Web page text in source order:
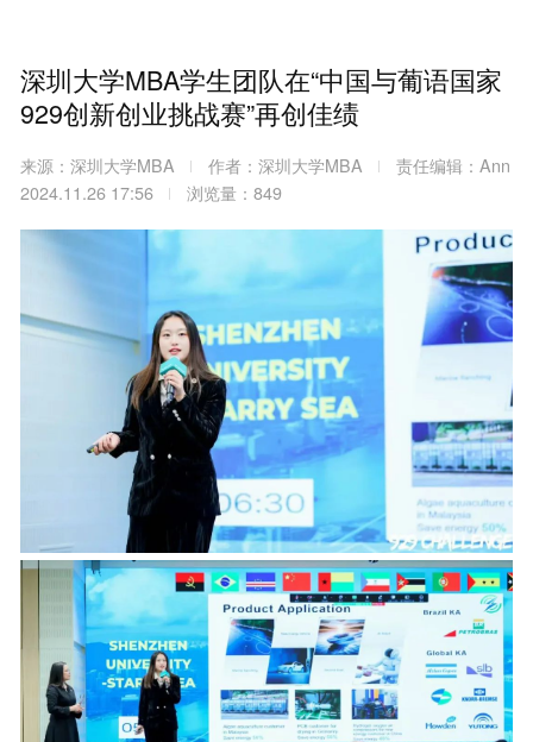
深圳大学MBA学生团队在“中国与葡语国家
929创新创业挑战赛”再创佳绩
来源：深圳大学MBA 作者：深圳大学MBA
责任编辑：Ann
2024.11.26 17:56
浏览量：849